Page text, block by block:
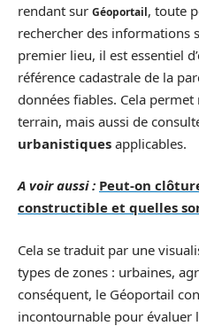
rendant sur Géoportail, toute
rechercher des informations
premier lieu, il est essentiel
référence cadastrale de la
données fiables. Cela
terrain, mais aussi de
urbanistiques applicables.
A voir aussi : Peut-on
constructible et quelles
Cela se traduit par une
types de zones : urbaines,
conséquent, le Géoportail
incontournable pour évaluer